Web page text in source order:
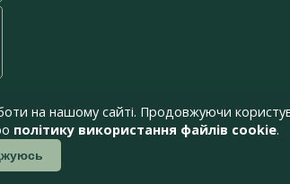
на нашому сайті. Продовжуючи
політику використання файлів cookie.